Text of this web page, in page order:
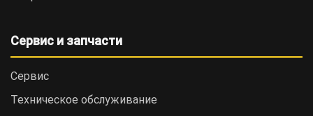
Сервис и запчасти
Сервис
Техническое обслуживание